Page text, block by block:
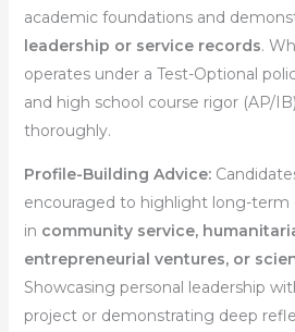
academic foundations and
leadership or service records.
operates under a Test-Optional
and high school course rigor (AP/
thoroughly.
Profile-Building Advice:
encouraged to highlight long-
in community service,
entrepreneurial ventures, or
Showcasing personal leadership
project or demonstrating deep